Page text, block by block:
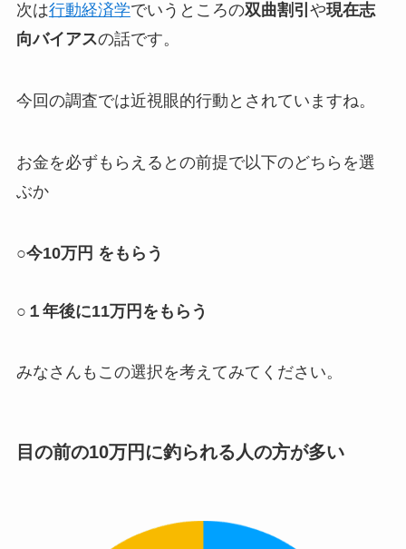
次は行動経済学でいうところの双曲割引 や現在志
向バイアスの話です。
今回の調査では近視眼的行動とされていますね。
お金を必ずもらえるとの前提で以下のどちらを選
ぶか
○今10万円 をもらう
○１年後に11万円をもらう
みなさんもこの選択を考えてみてください。
目の前の10万円に釣られる人の方が多い